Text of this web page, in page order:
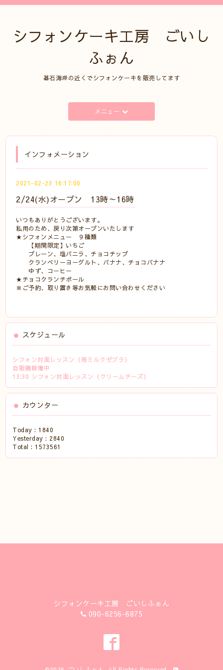
シフォンケーキ工房 ごいし
ふぉん
碁石海岸の近くでシフォンケーキを販売してます
メニュー
インフォメーション
2021-02-23 16:17:00
2/24(水)オープン 13時～16時
いつもありがとうございます。
私用のため、戻り次第オープンいたします
★シフォンメニュー ９種類
【期間限定】いちご
プレーン、塩バニラ、チョコチップ
クランベリーヨーグルト、バナナ、チョコバナナ
ゆず、コーヒー
★チョコクランチボール
※ご予約、取り置き等お気軽にお問い合わせください
スケジュール
シフォン対面レッスン（苺ミルクゼブラ）
自販機稼働中
13:30 シフォン対面レッスン（クリームチーズ）
カウンター
Today : 1840
Yesterday : 2840
Total : 1573561
シフォンケーキ工房 ごいしふぉん
090-6256-6875